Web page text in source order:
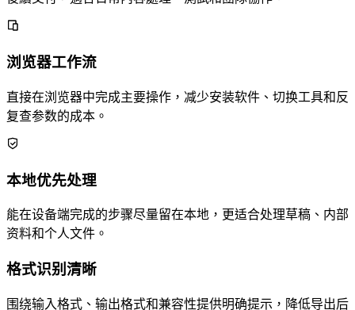
浏览器工作流
直接在浏览器中完成主要操作，减少安装软件、切换工具和反
复查参数的成本。
本地优先处理
能在设备端完成的步骤尽量留在本地，更适合处理草稿、内部
资料和个人文件。
格式识别清晰
围绕输入格式、输出格式和兼容性提供明确提示，降低导出后